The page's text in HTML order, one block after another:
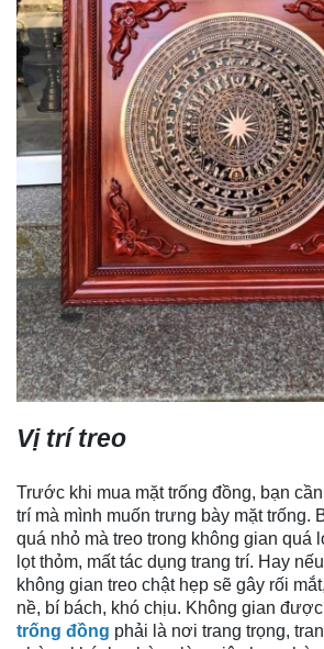
Vị trí treo
Trước khi mua mặt trống đồng, bạn
trí mà mình muốn trưng bày mặt trống.
quá nhỏ mà treo trong không gian quá
lọt thỏm, mất tác dụng trang trí. Hay
không gian treo chật hẹp sẽ gây rối
nề, bí bách, khó chịu. Không gian
trống đồng phải là nơi trang trọng,